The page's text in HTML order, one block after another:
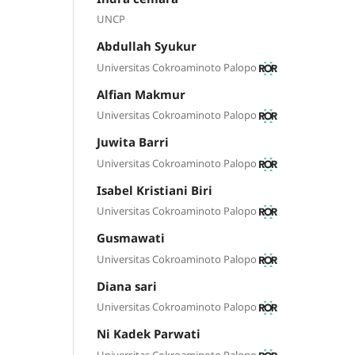
UNCP
Abdullah Syukur
Universitas Cokroaminoto Palopo
Alfian Makmur
Universitas Cokroaminoto Palopo
Juwita Barri
Universitas Cokroaminoto Palopo
Isabel Kristiani Biri
Universitas Cokroaminoto Palopo
Gusmawati
Universitas Cokroaminoto Palopo
Diana sari
Universitas Cokroaminoto Palopo
Ni Kadek Parwati